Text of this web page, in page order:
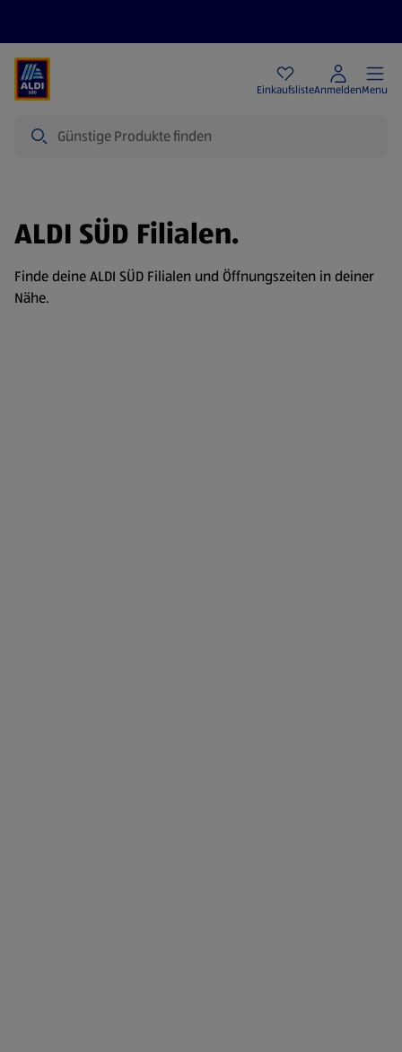
EinkaufslisteAnmeldenMenu
ALDI SÜD Filialen.
Finde deine ALDI SÜD Filialen und Öffnungszeiten in deiner
Nähe.